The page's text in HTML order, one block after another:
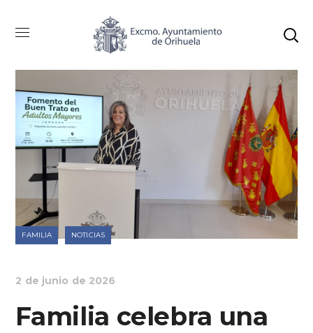
FAMILIA NOTICIAS
2 de junio de 2026
Familia celebra una